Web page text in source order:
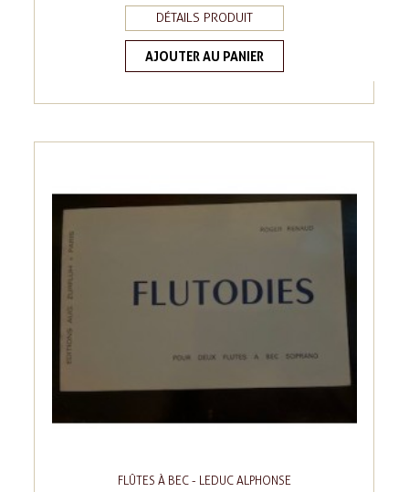
DÉTAILS PRODUIT
AJOUTER AU PANIER
FLÛTES À BEC - LEDUC ALPHONSE